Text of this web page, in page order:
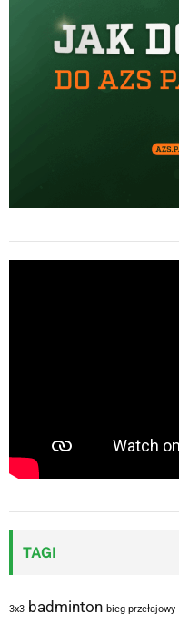
TAGI
3x3 badminton bieg przełajowy